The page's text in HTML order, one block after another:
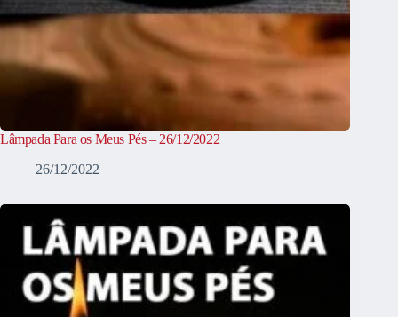
Lâmpada Para os Meus Pés – 26/12/2022
26/12/2022